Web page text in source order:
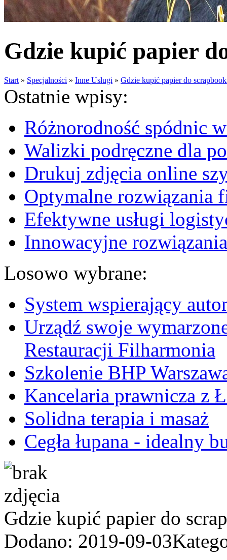
Gdzie kupić papier
Start » Specjalności » Inne Usługi » Gdzie kupić papier do
Ostatnie wpisy:
Różnorodność spódnic
Walizki podręczne dla
Drukuj zdjęcia online
Optymalne rozwiązania
Efektywne usługi
Innowacyjne
Losowo wybrane:
System wspierający
Urządź swoje
Restauracji Filharmonia
Szkolenie BHP
Kancelaria prawnicza z
Solidna terapia i masaż
Cegła łupana - idealny
Gdzie kupić papier do
Dodano: 2019-09-03